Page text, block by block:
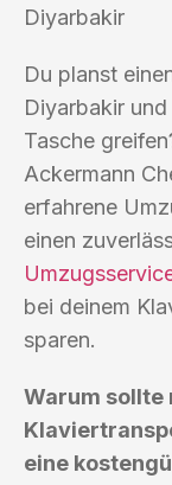
Diyarbakir
Du planst
Diyarbakir
Tasche
Ackermann
erfahrene
einen
bei deinem
sparen.
Warum sollte
eine